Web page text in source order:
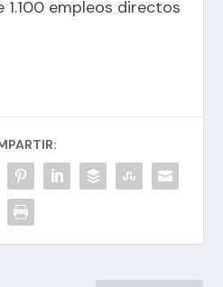
1.100 empleos directos